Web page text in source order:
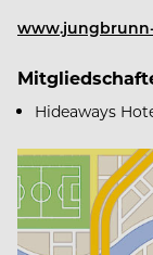
Sicherer &
Jahresstelle
Geregelte
Hideaways